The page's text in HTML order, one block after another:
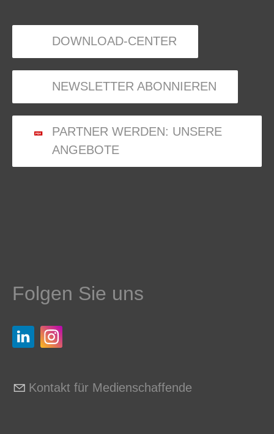
DOWNLOAD-CENTER
NEWSLETTER ABONNIEREN
PARTNER WERDEN: UNSERE
ANGEBOTE
Folgen Sie uns
Kontakt für Medienschaffende